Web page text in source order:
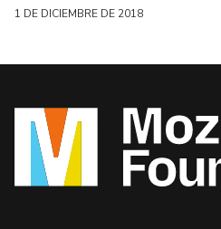
1 DE DICIEMBRE DE 2018